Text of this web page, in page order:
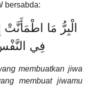
bersabda:
الْبِرُّ مَا
فِي
membuatkan jiwa
membuat jiwamu